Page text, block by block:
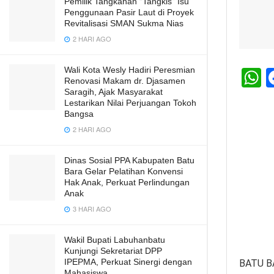
Penggunaan Pasir Laut di Proyek
Revitalisasi SMAN Sukma Nias
2 HARI AGO
Wali Kota Wesly Hadiri Peresmian
Renovasi Makam dr. Djasamen
Saragih, Ajak Masyarakat
Lestarikan Nilai Perjuangan Tokoh
Bangsa
2 HARI AGO
Dinas Sosial PPA Kabupaten Batu
Bara Gelar Pelatihan Konvensi
Hak Anak, Perkuat Perlindungan
Anak
3 HARI AGO
Wakil Bupati Labuhanbatu
Kunjungi Sekretariat DPP
IPEPMA, Perkuat Sinergi dengan
BATU